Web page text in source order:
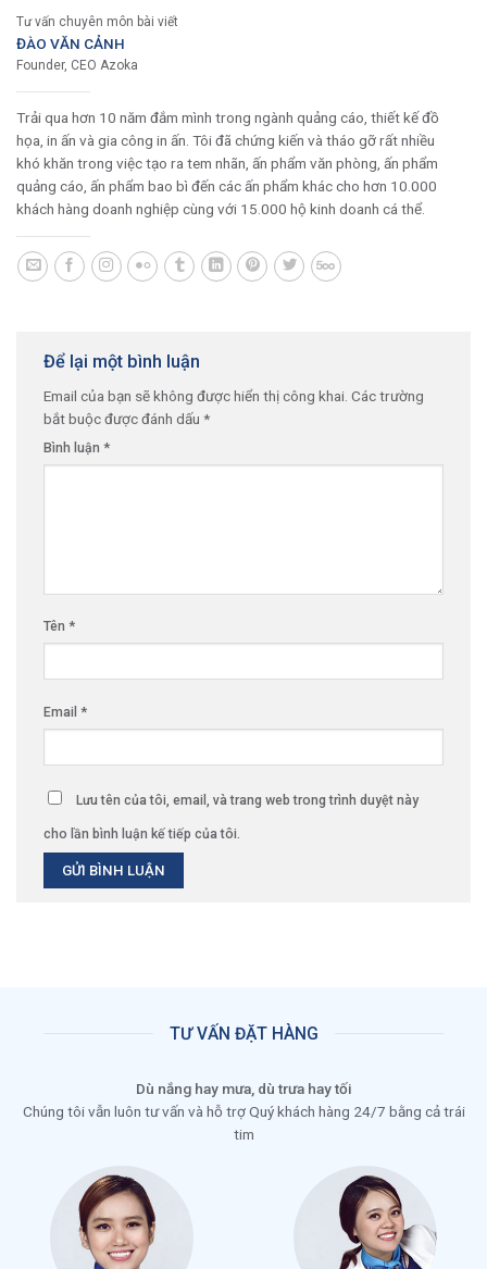
Tư vấn chuyên môn bài viết
ĐÀO VĂN CẢNH
Founder, CEO Azoka
Trải qua hơn 10 năm đắm mình trong ngành quảng cáo, thiết kế đồ
họa, in ấn và gia công in ấn. Tôi đã chứng kiến và tháo gỡ rất nhiều
khó khăn trong việc tạo ra tem nhãn, ấn phẩm văn phòng, ấn phẩm
quảng cáo, ấn phẩm bao bì đến các ấn phẩm khác cho hơn 10.000
khách hàng doanh nghiệp cùng với 15.000 hộ kinh doanh cá thể.
Để lại một bình luận
Email của bạn sẽ không được hiển thị công khai. Các trường
bắt buộc được đánh dấu *
Bình luận *
Tên *
Email *
Lưu tên của tôi, email, và trang web trong trình duyệt này
cho lần bình luận kế tiếp của tôi.
TƯ VẤN ĐẶT HÀNG
Dù nắng hay mưa, dù trưa hay tối
Chúng tôi vẫn luôn tư vấn và hỗ trợ Quý khách hàng 24/7 bằng cả trái
tim